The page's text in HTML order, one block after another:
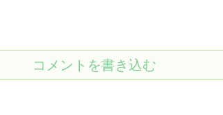
コメントを書き込む